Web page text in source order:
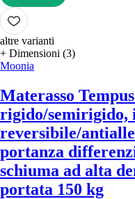
AGGIUNGI
altre varianti
+ Dimensioni (3)
Moonia
Materasso
rigido/semirigido,
reversibile/
portanza
schiuma ad alta
portata 150 kg